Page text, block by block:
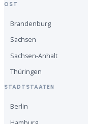
OST
Brandenburg
Sachsen
Sachsen-Anhalt
Thüringen
STADTSTAATEN
Berlin